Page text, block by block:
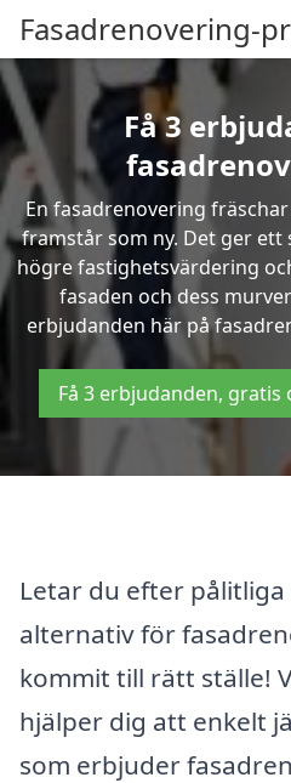
Fasadrenovering-
Få 3
En fasadrenovering
framstår som ny. Det ger
högre fastighetsvärdering
fasaden och dess
erbjudanden här på
Få 3 erbjudanden,
Letar du efter
alternativ för
kommit till rätt ställe!
hjälper dig att enkelt
som erbjuder